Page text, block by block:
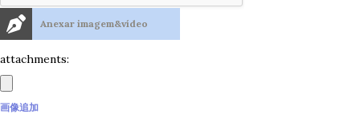
Anexar imagem&vídeo
attachments:
画像追加